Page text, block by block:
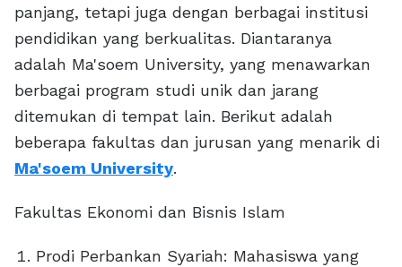
panjang, tetapi juga dengan berbagai institusi
pendidikan yang berkualitas. Diantaranya
adalah Ma'soem University, yang menawarkan
berbagai program studi unik dan jarang
ditemukan di tempat lain. Berikut adalah
beberapa fakultas dan jurusan yang menarik di
Ma'soem University.
Fakultas Ekonomi dan Bisnis Islam
Prodi Perbankan Syariah: Mahasiswa yang